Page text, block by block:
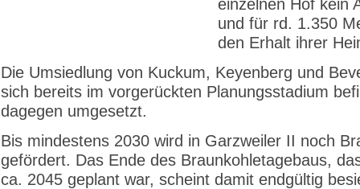
und für rd. 1.350
den Erhalt ihrer
Die Umsiedlung von Kuckum, Keyenberg und
sich bereits im vorgerückten Planungsstadium
dagegen umgesetzt.
Bis mindestens 2030 wird in Garzweiler II noch
gefördert. Das Ende des Braunkohletagebaus,
ca. 2045 geplant war, scheint damit endgültig